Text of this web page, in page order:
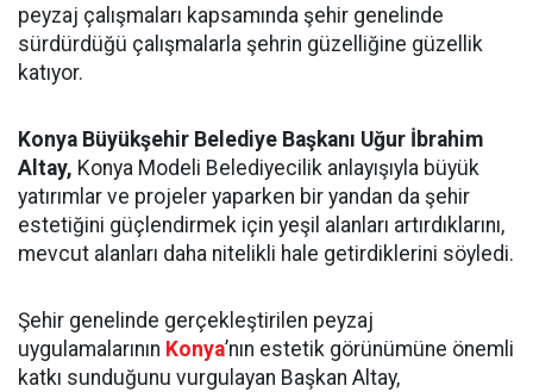
peyzaj çalışmaları kapsamında şehir genelinde
sürdürdüğü çalışmalarla şehrin güzelliğine güzellik
katıyor.
Konya Büyükşehir Belediye Başkanı Uğur İbrahim
Altay, Konya Modeli Belediyecilik anlayışıyla büyük
yatırımlar ve projeler yaparken bir yandan da şehir
estetiğini güçlendirmek için yeşil alanları artırdıklarını,
mevcut alanları daha nitelikli hale getirdiklerini söyledi.
Şehir genelinde gerçekleştirilen peyzaj
uygulamalarının Konya’nın estetik görünümüne önemli
katkı sunduğunu vurgulayan Başkan Altay,